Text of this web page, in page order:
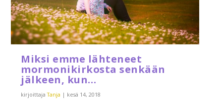
Miksi emme lähteneet
mormonikirkosta senkään
jälkeen, kun…
kirjoittajaTanja | kesä 14, 2018